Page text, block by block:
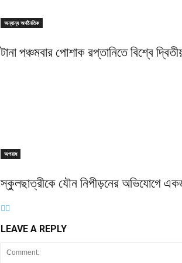
অন্যান্য অর্থনৈতিক
টানা পঞ্চমবার পোশাক রপ্তানিতে বিশ্বে
অপরাধ
স্কুলছাত্রীকে যৌন নিপীড়নের অভিযোগে
LEAVE A REPLY